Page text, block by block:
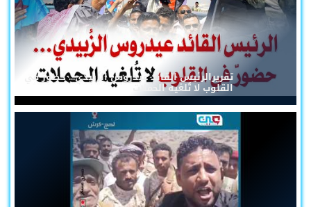
تقريرالرئيس القائد عيدروس الزُبيدي... حضورٌ في
القلوب لا تُلغيه الحملات